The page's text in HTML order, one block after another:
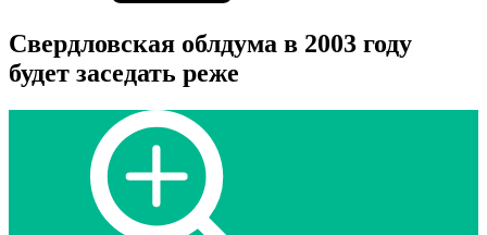
Свердловская облдума в 2003 году
будет заседать реже